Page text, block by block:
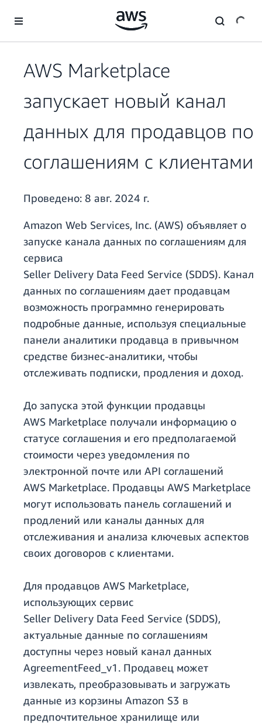
Перейти к главному контенту
AWS Marketplace
запускает новый канал
данных для продавцов по
соглашениям с клиентами
Проведено: 8 авг. 2024 г.
Amazon Web Services, Inc. (AWS) объявляет о
запуске канала данных по соглашениям для
сервиса
Seller Delivery Data Feed Service (SDDS). Канал
данных по соглашениям дает продавцам
возможность программно генерировать
подробные данные, используя специальные
панели аналитики продавца в привычном
средстве бизнес-аналитики, чтобы
отслеживать подписки, продления и доход.
До запуска этой функции продавцы
AWS Marketplace получали информацию о
статусе соглашения и его предполагаемой
стоимости через уведомления по
электронной почте или API соглашений
AWS Marketplace. Продавцы AWS Marketplace
могут использовать панель соглашений и
продлений или каналы данных для
отслеживания и анализа ключевых аспектов
своих договоров с клиентами.
Для продавцов AWS Marketplace,
использующих сервис
Seller Delivery Data Feed Service (SDDS),
актуальные данные по соглашениям
доступны через новый канал данных
AgreementFeed_v1. Продавец может
извлекать, преобразовывать и загружать
данные из корзины Amazon S3 в
предпочтительное хранилище или